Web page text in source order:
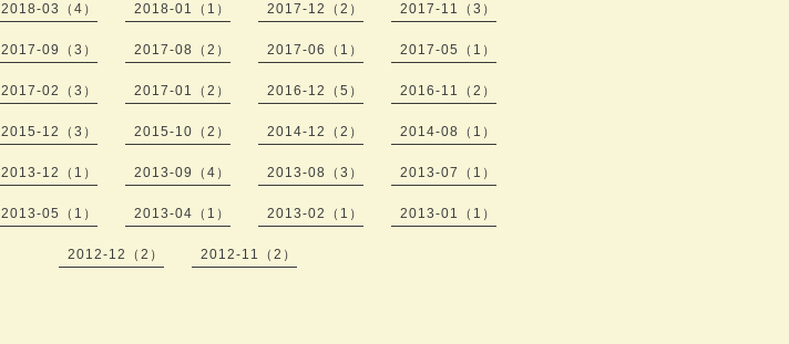
2018-03（4） 2018-01（1） 2017-12（2） 2017-11（3）
2017-09（3） 2017-08（2） 2017-06（1） 2017-05（1）
2017-02（3） 2017-01（2） 2016-12（5） 2016-11（2）
2015-12（3） 2015-10（2） 2014-12（2） 2014-08（1）
2013-12（1） 2013-09（4） 2013-08（3） 2013-07（1）
2013-05（1） 2013-04（1） 2013-02（1） 2013-01（1）
2012-12（2） 2012-11（2）